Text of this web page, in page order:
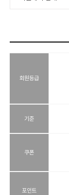
회원등급
기준
쿠폰
포인트